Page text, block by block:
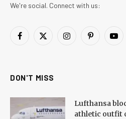
We're social. Connect with us:
Facebook
X
InstagramPinterest
DON'T MISS
Lufthansa
athletic outfit